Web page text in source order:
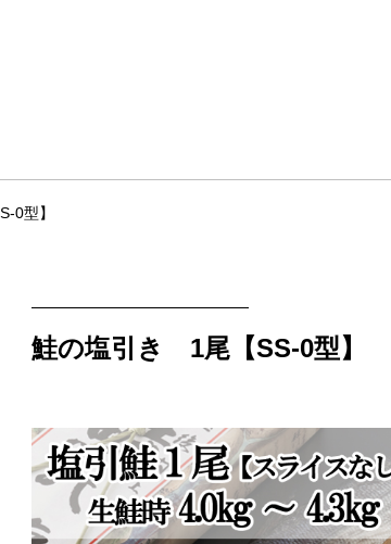
0型】
鮭の塩引き 1尾【SS-0型】